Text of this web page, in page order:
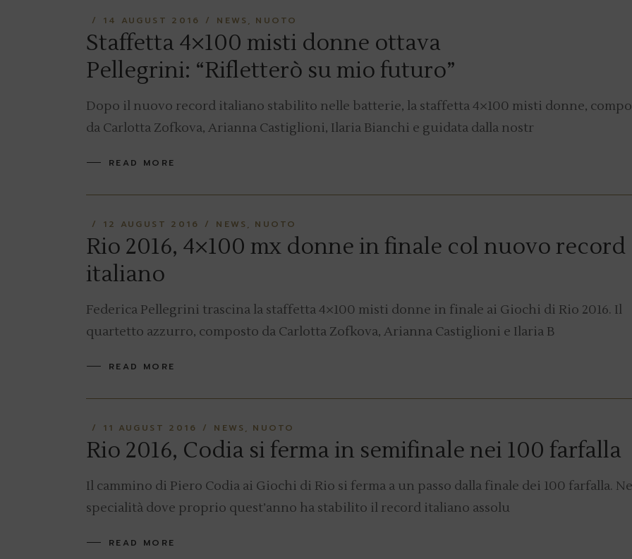
14 AUGUST 2016 NEWS NUOTO
Staffetta 4×100 misti donne ottava
Pellegrini: “Rifletterò su mio futuro”
Dopo il nuovo record italiano stabilito nelle batterie, la staffetta 4×100 misti donne,
da Carlotta Zofkova, Arianna Castiglioni, Ilaria Bianchi e guidata dalla nostr
READ MORE
12 AUGUST 2016 NEWS NUOTO
Rio 2016, 4×100 mx donne in finale col nuovo record
italiano
Federica Pellegrini trascina la staffetta 4×100 misti donne in finale ai Giochi di Rio 2016. Il
quartetto azzurro, composto da Carlotta Zofkova, Arianna Castiglioni e Ilaria B
READ MORE
11 AUGUST 2016 NEWS NUOTO
Rio 2016, Codia si ferma in semifinale nei 100 farfalla
Il cammino di Piero Codia ai Giochi di Rio si ferma a un passo dalla finale dei 100 farfalla.
specialità dove proprio quest’anno ha stabilito il record italiano assolu
READ MORE